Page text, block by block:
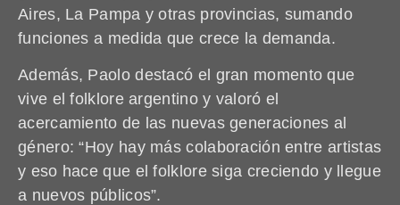
Aires, La Pampa y otras provincias, sumando
funciones a medida que crece la demanda.
Además, Paolo destacó el gran momento que
vive el folklore argentino y valoró el
acercamiento de las nuevas generaciones al
género: “Hoy hay más colaboración entre artistas
y eso hace que el folklore siga creciendo y llegue
a nuevos públicos”.